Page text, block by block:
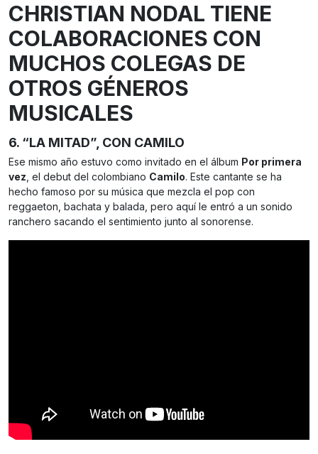
CHRISTIAN NODAL TIENE
COLABORACIONES CON
MUCHOS COLEGAS DE
OTROS GÉNEROS
MUSICALES
6. “LA MITAD”, CON CAMILO
Ese mismo año estuvo como invitado en el álbum Por primera
vez , el debut del colombiano Camilo. Este cantante se ha
hecho famoso por su música que mezcla el pop con
reggaeton, bachata y balada, pero aquí le entró a un sonido
ranchero sacando el sentimiento junto al sonorense.